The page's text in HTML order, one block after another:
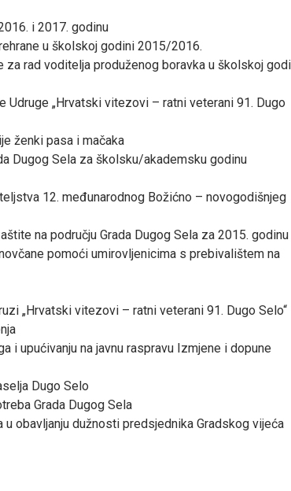
i 2017. godinu
u školskoj godini 2015/2016.
za rad voditelja produženog boravka u školskoj
Udruge „Hrvatski vitezovi – ratni veterani 91. Dugo
ženki pasa i mačaka
Dugog Sela za školsku/akademsku godinu
12. međunarodnog Božićno – novogodišnjeg
na području Grada Dugog Sela za 2015. godinu
pomoći umirovljenicima s prebivalištem na
„Hrvatski vitezovi – ratni veterani 91. Dugo Selo“
i upućivanju na javnu raspravu Izmjene i dopune
Dugo Selo
Grada Dugog Sela
u obavljanju dužnosti predsjednika Gradskog vijeća